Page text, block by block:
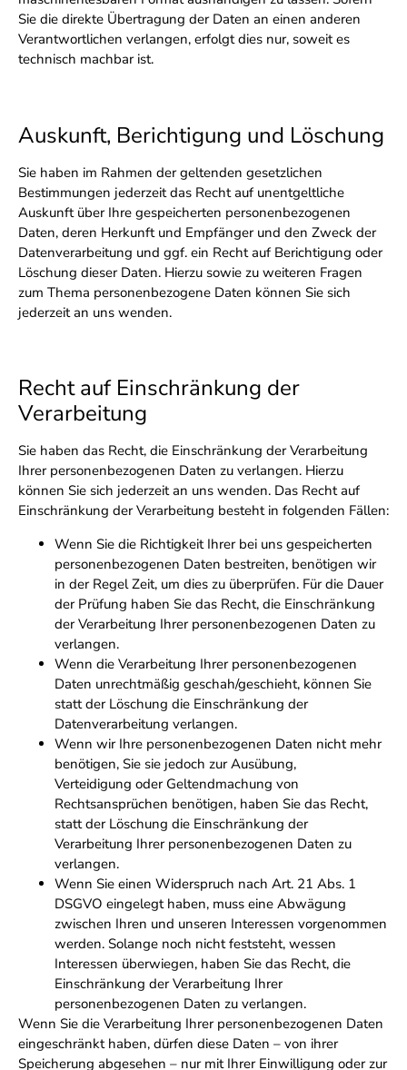
Sie die direkte Übertragung der Daten an einen anderen
Verantwortlichen verlangen, erfolgt dies nur, soweit es
technisch machbar ist.
Auskunft, Berichtigung und Löschung
Sie haben im Rahmen der geltenden gesetzlichen
Bestimmungen jederzeit das Recht auf unentgeltliche
Auskunft über Ihre gespeicherten personenbezogenen
Daten, deren Herkunft und Empfänger und den Zweck der
Datenverarbeitung und ggf. ein Recht auf Berichtigung oder
Löschung dieser Daten. Hierzu sowie zu weiteren Fragen
zum Thema personenbezogene Daten können Sie sich
jederzeit an uns wenden.
Recht auf Einschränkung der
Verarbeitung
Sie haben das Recht, die Einschränkung der Verarbeitung
Ihrer personenbezogenen Daten zu verlangen. Hierzu
können Sie sich jederzeit an uns wenden. Das Recht auf
Einschränkung der Verarbeitung besteht in folgenden Fällen:
Wenn Sie die Richtigkeit Ihrer bei uns gespeicherten
personenbezogenen Daten bestreiten, benötigen wir
in der Regel Zeit, um dies zu überprüfen. Für die Dauer
der Prüfung haben Sie das Recht, die Einschränkung
der Verarbeitung Ihrer personenbezogenen Daten zu
verlangen.
Wenn die Verarbeitung Ihrer personenbezogenen
Daten unrechtmäßig geschah/geschieht, können Sie
statt der Löschung die Einschränkung der
Datenverarbeitung verlangen.
Wenn wir Ihre personenbezogenen Daten nicht mehr
benötigen, Sie sie jedoch zur Ausübung,
Verteidigung oder Geltendmachung von
Rechtsansprüchen benötigen, haben Sie das Recht,
statt der Löschung die Einschränkung der
Verarbeitung Ihrer personenbezogenen Daten zu
verlangen.
Wenn Sie einen Widerspruch nach Art. 21 Abs. 1
DSGVO eingelegt haben, muss eine Abwägung
zwischen Ihren und unseren Interessen vorgenommen
werden. Solange noch nicht feststeht, wessen
Interessen überwiegen, haben Sie das Recht, die
Einschränkung der Verarbeitung Ihrer
personenbezogenen Daten zu verlangen.
Wenn Sie die Verarbeitung Ihrer personenbezogenen Daten
eingeschränkt haben, dürfen diese Daten – von ihrer
Speicherung abgesehen – nur mit Ihrer Einwilligung oder zur